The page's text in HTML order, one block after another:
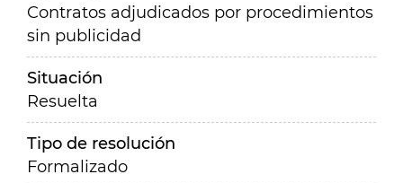
Contratos adjudicados por procedimientos
sin publicidad
Situación
Resuelta
Tipo de resolución
Formalizado